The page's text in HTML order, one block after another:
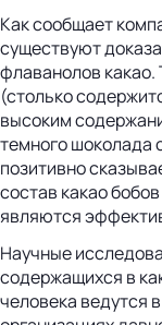
Как сообщает
существуют
флаванолов какао.
(столько
высоким
темного шоколада
позитивно
состав какао
являются
Научные
содержащихся в
человека ведутся